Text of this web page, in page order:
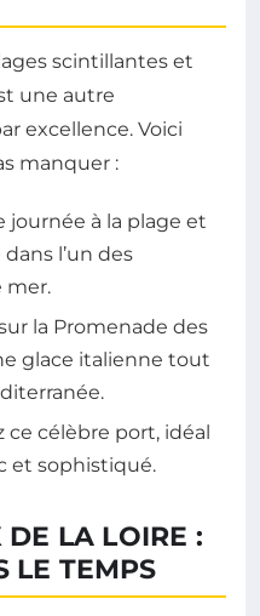
scintillantes et
une autre
excellence. Voici
manquer :
journée à la plage et
l’un des
mer.
la Promenade des
glace italienne tout
ce célèbre port, idéal
et sophistiqué.
LA LOIRE :
LE TEMPS